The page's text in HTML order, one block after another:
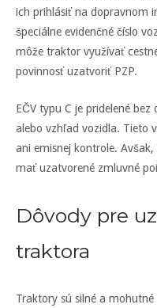
ich prihlásiť na dopravnom
špeciálne evidenčné číslo
môže traktor využívať
povinnosť uzatvoriť PZP.
EČV typu C je pridelené
alebo vzhľad vozidla. Tieto
ani emisnej kontrole.
mať uzatvorené zmluvné
Dôvody pre
traktora
Traktory sú silné a